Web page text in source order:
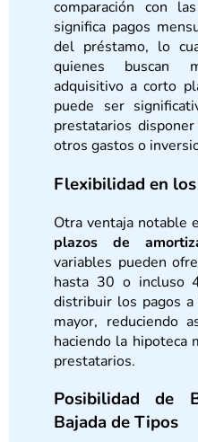
comparación con
significa pagos
del préstamo, lo
quienes buscan
adquisitivo a corto
puede ser
prestatarios
otros gastos o
Flexibilidad en
Otra ventaja notable
plazos de
variables pueden
hasta 30 o incluso
distribuir los pagos
mayor, reduciendo
haciendo la hipoteca
prestatarios.
Posibilidad de
Bajada de Tipos